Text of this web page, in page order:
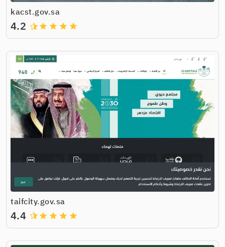
kacst.gov.sa
grade
grade
grade
grade
4.2
taifcity.gov.sa
grade
grade
grade
grade
4.4